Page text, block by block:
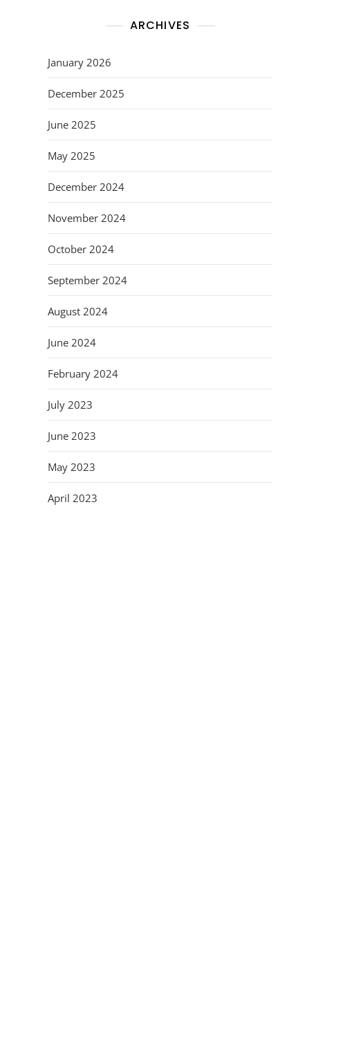
ARCHIVES
January 2026
December 2025
June 2025
May 2025
December 2024
November 2024
October 2024
September 2024
August 2024
June 2024
February 2024
July 2023
June 2023
May 2023
April 2023